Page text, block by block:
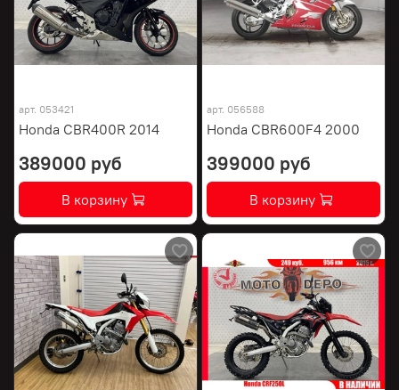
арт. 053421
Honda CBR400R 2014
389000 руб
В корзину
арт. 056588
Honda CBR600F4 2000
399000 руб
В корзину